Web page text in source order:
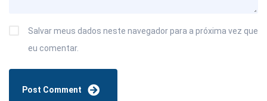
Salvar meus dados neste navegador para a próxima vez que
eu comentar.